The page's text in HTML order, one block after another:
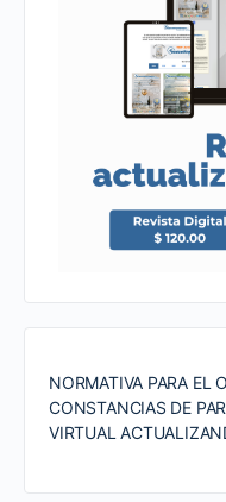
NORMATIVA PARA EL
CONSTANCIAS DE
VIRTUAL